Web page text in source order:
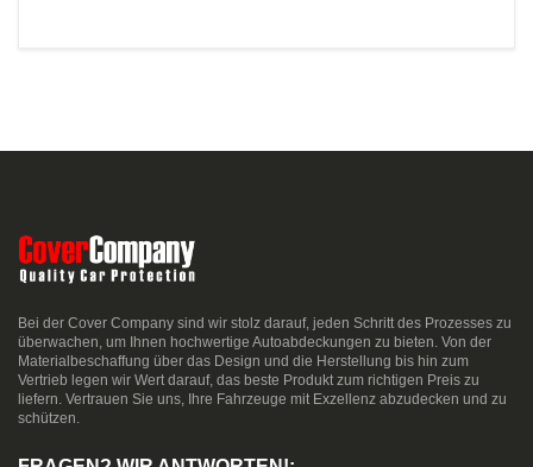
Bei der Cover Company sind wir stolz darauf, jeden Schritt des Prozesses zu
überwachen, um Ihnen hochwertige Autoabdeckungen zu bieten. Von der
Materialbeschaffung über das Design und die Herstellung bis hin zum
Vertrieb legen wir Wert darauf, das beste Produkt zum richtigen Preis zu
liefern. Vertrauen Sie uns, Ihre Fahrzeuge mit Exzellenz abzudecken und zu
schützen.